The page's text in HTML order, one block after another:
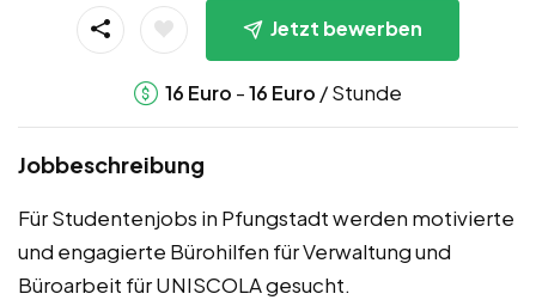
Jetzt bewerben
16 Euro -16 Euro / Stunde
Jobbeschreibung
Für Studentenjobs in Pfungstadt werden motivierte
und engagierte Bürohilfen für Verwaltung und
Büroarbeit für UNISCOLA gesucht.